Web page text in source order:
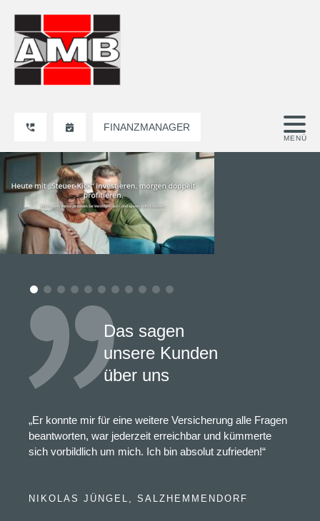
FINANZMANAGER
Das sagen
unsere Kunden
über uns
„Er konnte mir für eine weitere Versicherung alle Fragen
beantworten, war jederzeit erreichbar und kümmerte
sich vorbildlich um mich. Ich bin absolut zufrieden!“
NIKOLAS JÜNGEL, SALZHEMMENDORF